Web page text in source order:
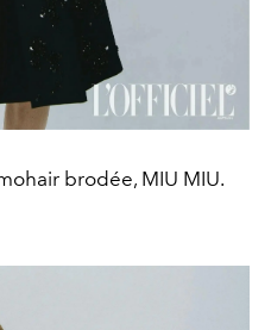
brodée, MIU MIU.